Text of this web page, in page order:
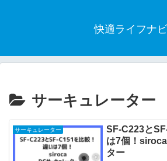
快適ライフナビ
サーキュレーター
サーキュレーター
SF-C223と
は7個！
ター